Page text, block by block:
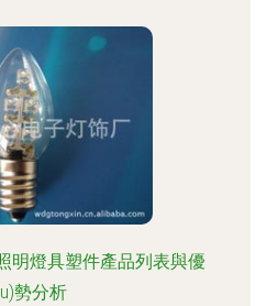
明燈具塑件產品列表與優
勢分析